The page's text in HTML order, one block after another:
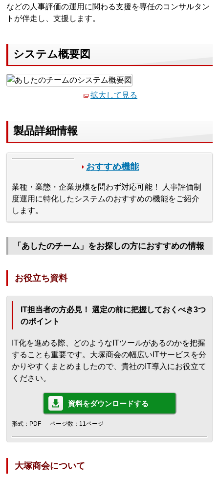
などの人事評価の運用に関わる支援を専任のコンサルタン
トが伴走し、支援します。
システム概要図
拡大して見る
製品詳細情報
おすすめ機能
業種・業態・企業規模を問わず対応可能！ 人事評価制
度運用に特化したシステムのおすすめの機能をご紹介
します。
「あしたのチーム」をお探しの方におすすめの情報
お役立ち資料
IT担当者の方必見！ 選定の前に把握しておくべき3つ
のポイント
IT化を進める際、どのようなITツールがあるのかを把握
することも重要です。大塚商会の幅広いITサービスを分
かりやすくまとめましたので、貴社のIT導入にお役立て
ください。
資料をダウンロードする
形式：PDF ページ数：11ページ
大塚商会について